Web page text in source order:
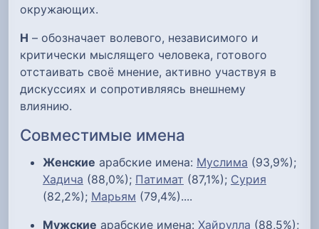
окружающих.
Н – обозначает волевого, независимого и
критически мыслящего человека, готового
отстаивать своё мнение, активно участвуя в
дискуссиях и сопротивляясь внешнему
влиянию.
Совместимые имена
Женские арабские имена: Муслима (93,9%);
Хадича (88,0%); Патимат (87,1%); Сурия
(82,2%); Марьям (79,4%)....
Мужские арабские имена: Хайрулла (88,5%);